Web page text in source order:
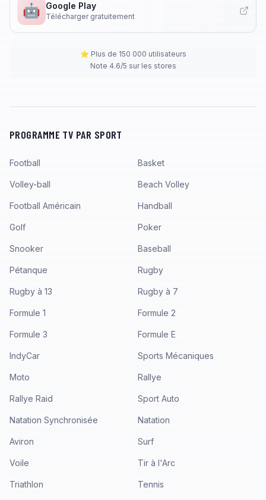
🤖 Google Play
Télécharger gratuitement
⭐ Plus de 150 000 utilisateurs
Note 4.6/5 sur les stores
PROGRAMME TV PAR SPORT
Football Basket
Volley-ball Beach Volley
Football Américain Handball
Golf Poker
Snooker Baseball
Pétanque Rugby
Rugby à 13 Rugby à 7
Formule 1 Formule 2
Formule 3 Formule E
IndyCar Sports Mécaniques
Moto Rallye
Rallye Raid Sport Auto
Natation Synchronisée Natation
Aviron Surf
Voile Tir à l'Arc
Triathlon Tennis